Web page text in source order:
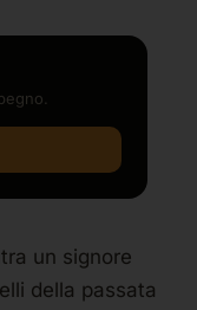
un signore
della passata